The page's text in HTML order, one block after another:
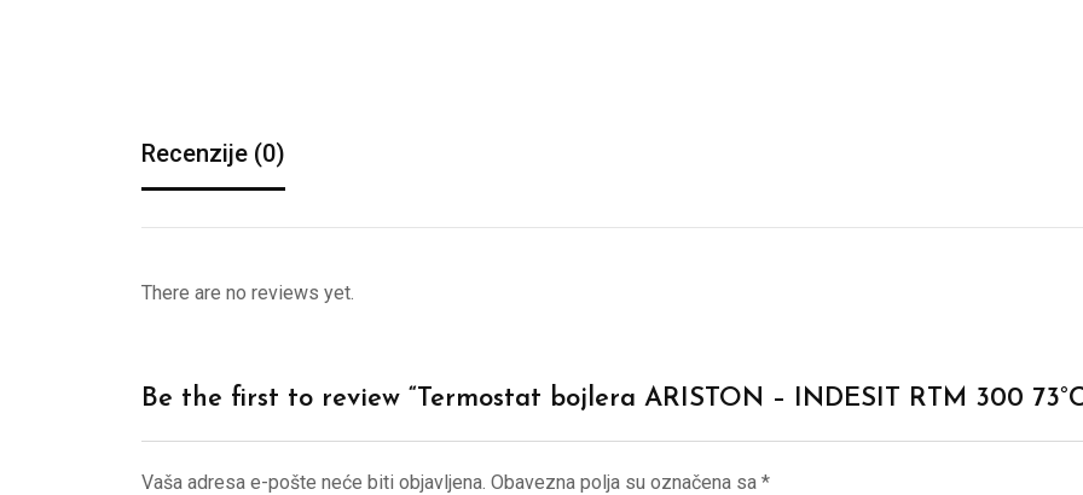
Recenzije (0)
There are no reviews yet.
Be the first to review “Termostat bojlera ARISTON – INDESIT RTM 300 73°C
Vaša adresa e-pošte neće biti objavljena. Obavezna polja su označena sa *